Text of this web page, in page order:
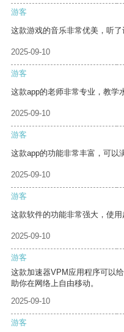
游客
这款游戏的音乐非常优美，听了
2025-09-10
游客
这款app的老师非常专业，教学
2025-09-10
游客
这款app的功能非常丰富，可以
2025-09-10
游客
这款软件的功能非常强大，使用
2025-09-10
游客
这款加速器VPM应用程序可以
助你在网络上自由移动。
2025-09-10
游客